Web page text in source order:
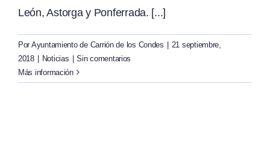
León, Astorga y Ponferrada. [...]
Por Ayuntamiento de Carrión de los Condes
21 septiembre,
2018
Noticias
Sin comentarios
Más información